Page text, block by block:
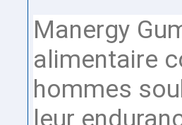
Manergy
alimentaire
hommes
leur